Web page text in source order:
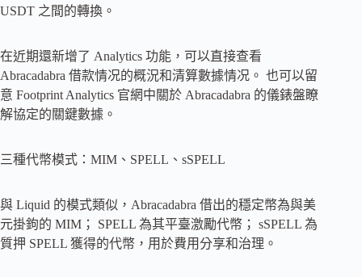
USDT 之間的轉換。
在近期還新增了 Analytics 功能，可以直接查看
Abracadabra 借款情况的概況和清算數據情况。 也可以留
意 Footprint Analytics 官網中關於 Abracadabra 的儀錶盤瞭
解協定的關鍵數據。
三種代幣模式：MIM、SPELL、sSPELL
與 Liquid 的模式類似，Abracadabra 借出的穩定幣為與美
元掛鉤的 MIM； SPELL 為其平臺激勵代幣； sSPELL 為
質押 SPELL 獲得的代幣，用於費用分享和治理。